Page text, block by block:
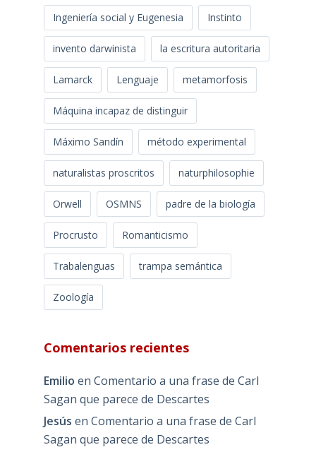
Ingeniería social y Eugenesia Instinto
invento darwinista la escritura autoritaria
Lamarck Lenguaje metamorfosis
Máquina incapaz de distinguir
Máximo Sandín método experimental
naturalistas proscritos naturphilosophie
Orwell OSMNS padre de la biología
Procrusto Romanticismo
Trabalenguas trampa semántica
Zoología
Comentarios recientes
Emilio en Comentario a una frase de Carl
Sagan que parece de Descartes
Jesús en Comentario a una frase de Carl
Sagan que parece de Descartes